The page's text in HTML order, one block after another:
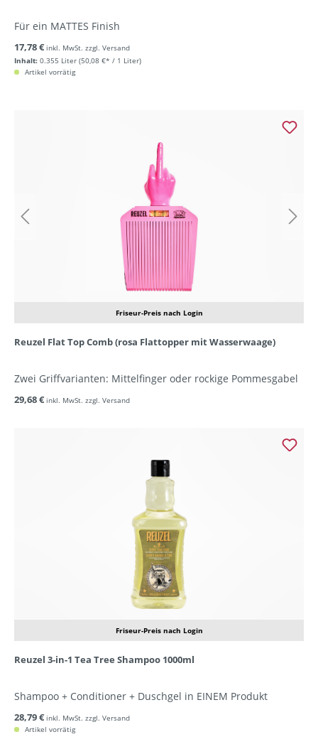
Für ein MATTES Finish
Inhalt: 0.355 Liter (50,08 €* / 1 Liter)
17,78 € inkl. MwSt. zzgl. Versand
Artikel vorrätig
Friseur-Preis nach Login
Reuzel Flat Top Comb (rosa Flattopper mit Wasserwaage)
Zwei Griffvarianten: Mittelfinger oder rockige Pommesgabel
29,68 € inkl. MwSt. zzgl. Versand
Friseur-Preis nach Login
Reuzel 3-in-1 Tea Tree Shampoo 1000ml
Shampoo + Conditioner + Duschgel in EINEM Produkt
28,79 € inkl. MwSt. zzgl. Versand
Artikel vorrätig